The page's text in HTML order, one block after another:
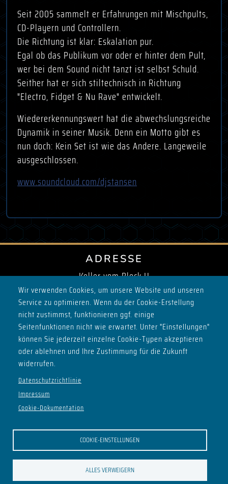
Seit 2005 sammelt er Erfahrungen mit Mischpults,
CD-Playern und Controllern.
Die Richtung ist klar: Eskalation pur.
Egal ob das Publikum vor oder er hinter dem Pult,
wer bei dem Sound nicht tanzt ist selbst Schuld.
Seither hat er sich stiltechnisch in Richtung
"Electro, Fidget & Nu Rave" entwickelt.
Wiedererkennungswert hat die abwechslungsreiche
Dynamik in seiner Musik. Denn ein Motto gibt es
nun doch: Kein Set ist wie das Andere. Langeweile
ausgeschlossen.
www.soundcloud.com/djstansen
ADRESSE
Keller vom Block H
Max-Planck-Ring 2
98693 Ilmenau
SOCIALS
ÖFFNUNGSZEITEN
Mo - Clubversammlung ab 20:30
UNSERE FREUNDE AUS DEM ILSC
Wir verwenden Cookies, um unsere Website und unseren
Service zu optimieren. Wenn du der Cookie-Erstellung
nicht zustimmst, funktionieren ggf. einige
Seitenfunktionen nicht wie erwartet. Unter "Einstellungen"
können Sie jederzeit einzelne Cookie-Typen akzeptieren
oder ablehnen und Ihre Zustimmung für die Zukunft
widerrufen.
Datenschutzrichtlinie
Impressum
Cookie-Dokumentation
COOKIE-EINSTELLUNGEN
ALLES VERWEIGERN